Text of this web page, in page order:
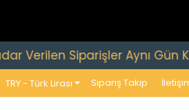
Siparişler Aynı Gün
TRY - Türk Lirası Sipariş Takip